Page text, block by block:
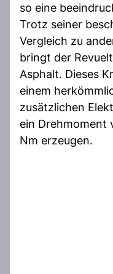
so eine
Trotz seiner
Vergleich zu
bringt der
Asphalt. Dieses
einem
zusätzlichen
ein Drehmoment
Nm erzeugen.